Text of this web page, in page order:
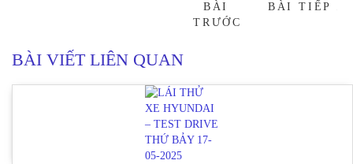
BÀI
TRƯỚC
BÀI TIẾP→
BÀI VIẾT LIÊN QUAN